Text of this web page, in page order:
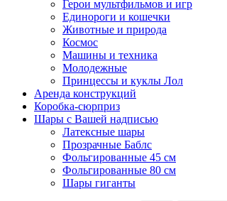
Герои мультфильмов и игр
Единороги и кошечки
Животные и природа
Космос
Машины и техника
Молодежные
Принцессы и куклы Лол
Аренда конструкций
Коробка-сюрприз
Шары с Вашей надписью
Латексные шары
Прозрачные Баблс
Фольгированные 45 см
Фольгированные 80 см
Шары гиганты